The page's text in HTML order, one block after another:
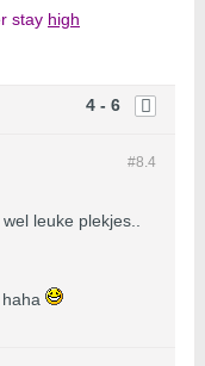
stay high
4 - 6
#8.4
leuke plekjes..